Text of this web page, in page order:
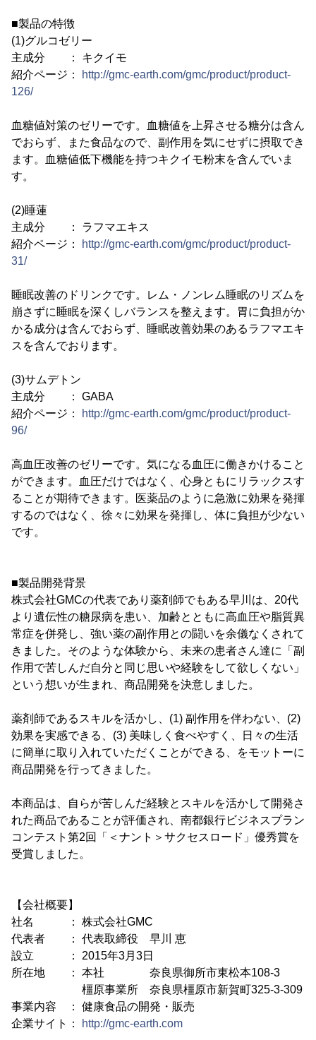
■製品の特徴
(1)グルコゼリー
主成分 ： キクイモ
紹介ページ：
http://gmc-earth.com/gmc/product/product-
126/
血糖値対策のゼリーです。血糖値を上昇させる糖分は含ん
でおらず、また食品なので、副作用を気にせずに摂取でき
ます。血糖値低下機能を持つキクイモ粉末を含んでいま
す。
(2)睡蓮
主成分 ： ラフマエキス
紹介ページ：
http://gmc-earth.com/gmc/product/product-
31/
睡眠改善のドリンクです。レム・ノンレム睡眠のリズムを
崩さずに睡眠を深くしバランスを整えます。胃に負担がか
かる成分は含んでおらず、睡眠改善効果のあるラフマエキ
スを含んでおります。
(3)サムデトン
主成分 ： GABA
紹介ページ：
http://gmc-earth.com/gmc/product/product-
96/
高血圧改善のゼリーです。気になる血圧に働きかけること
ができます。血圧だけではなく、心身ともにリラックスす
ることが期待できます。医薬品のように急激に効果を発揮
するのではなく、徐々に効果を発揮し、体に負担が少ない
です。
■製品開発背景
株式会社GMCの代表であり薬剤師でもある早川は、20代
より遺伝性の糖尿病を患い、加齢とともに高血圧や脂質異
常症を併発し、強い薬の副作用との闘いを余儀なくされて
きました。そのような体験から、未来の患者さん達に「副
作用で苦しんだ自分と同じ思いや経験をして欲しくない」
という想いが生まれ、商品開発を決意しました。
薬剤師であるスキルを活かし、(1) 副作用を伴わない、(2)
効果を実感できる、(3) 美味しく食べやすく、日々の生活
に簡単に取り入れていただくことができる、をモットーに
商品開発を行ってきました。
本商品は、自らが苦しんだ経験とスキルを活かして開発さ
れた商品であることが評価され、南都銀行ビジネスプラン
コンテスト第2回「＜ナント＞サクセスロード」優秀賞を
受賞しました。
【会社概要】
社名 ： 株式会社GMC
代表者 ： 代表取締役 早川 恵
設立 ： 2015年3月3日
所在地 ： 本社 奈良県御所市東松本108-3
橿原事業所 奈良県橿原市新賀町325-3-309
事業内容 ： 健康食品の開発・販売
企業サイト：
http://gmc-earth.com